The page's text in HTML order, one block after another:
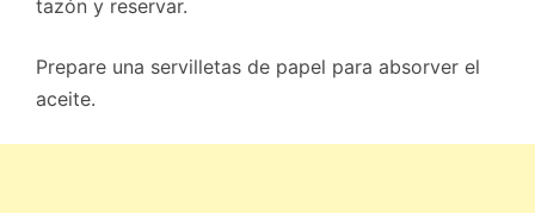
tazón y reservar.
Prepare una servilletas de papel para absorver el
aceite.